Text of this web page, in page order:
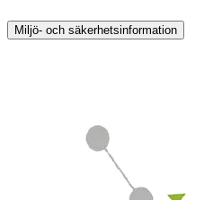
Miljö- och säkerhetsinformation